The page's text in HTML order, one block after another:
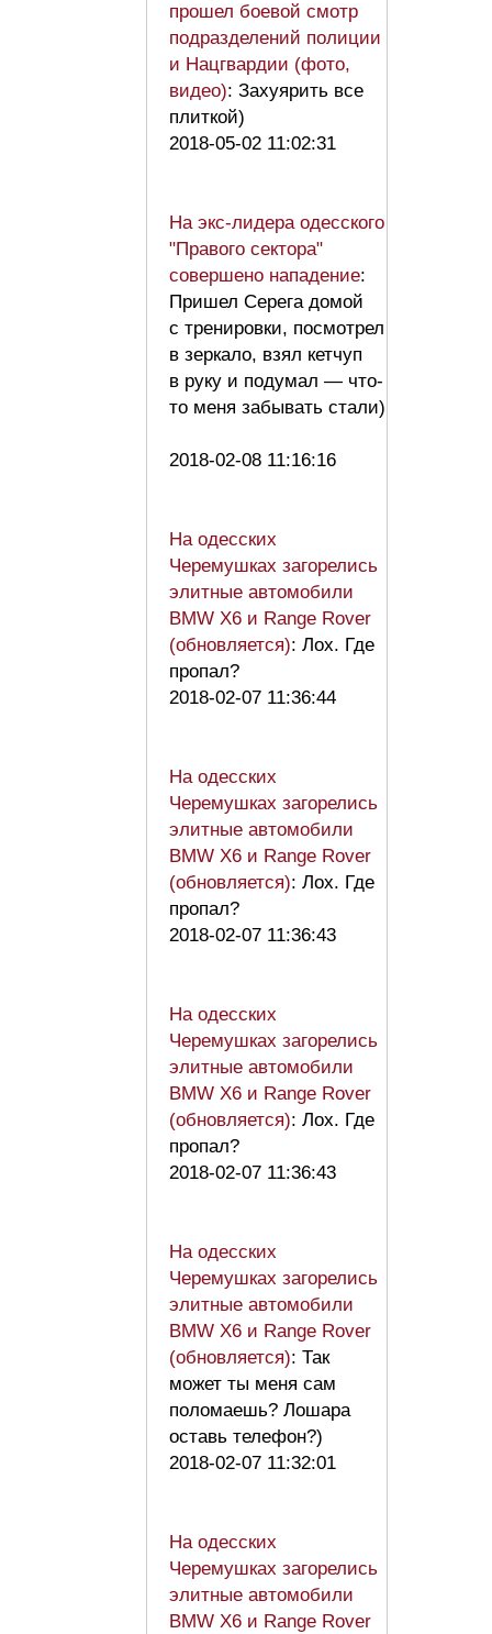
прошел боевой смотр
подразделений полиции
и Нацгвардии (фото,
видео): Захуярить все
плиткой)
2018-05-02 11:02:31
На экс-лидера одесского
"Правого сектора"
совершено нападение:
Пришел Серега домой
с тренировки, посмотрел
в зеркало, взял кетчуп
в руку и подумал — что-
то меня забывать стали)
2018-02-08 11:16:16
На одесских
Черемушках загорелись
элитные автомобили
BMW X6 и Range Rover
(обновляется): Лох. Где
пропал?
2018-02-07 11:36:44
На одесских
Черемушках загорелись
элитные автомобили
BMW X6 и Range Rover
(обновляется): Лох. Где
пропал?
2018-02-07 11:36:43
На одесских
Черемушках загорелись
элитные автомобили
BMW X6 и Range Rover
(обновляется): Лох. Где
пропал?
2018-02-07 11:36:43
На одесских
Черемушках загорелись
элитные автомобили
BMW X6 и Range Rover
(обновляется): Так
может ты меня сам
поломаешь? Лошара
оставь телефон?)
2018-02-07 11:32:01
На одесских
Черемушках загорелись
элитные автомобили
BMW X6 и Range Rover